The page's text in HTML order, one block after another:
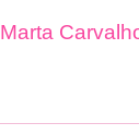
Marta